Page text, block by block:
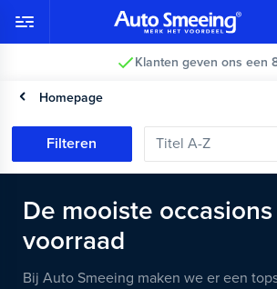
Klanten geven ons een
Homepage
Filteren
De mooiste
voorraad
Bij Auto Smeeing maken we er een